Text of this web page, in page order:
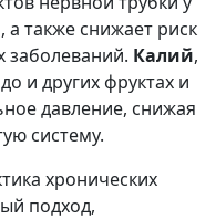
также снижает риск
заболеваний. Калий,
и других фруктах и
давление, снижая
систему.
хронических
подход,